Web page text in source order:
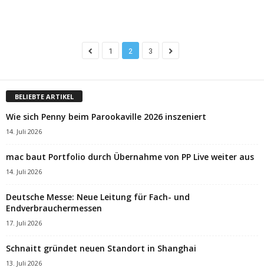
1 2 3
BELIEBTE ARTIKEL
Wie sich Penny beim Parookaville 2026 inszeniert
14. Juli 2026
mac baut Portfolio durch Übernahme von PP Live weiter aus
14. Juli 2026
Deutsche Messe: Neue Leitung für Fach- und
Endverbrauchermessen
17. Juli 2026
Schnaitt gründet neuen Standort in Shanghai
13. Juli 2026